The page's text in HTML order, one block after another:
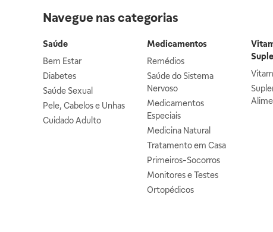
Navegue nas categorias
Saúde
Bem Estar
Diabetes
Saúde Sexual
Pele, Cabelos e Unhas
Cuidado Adulto
Medicamentos
Remédios
Saúde do Sistema
Nervoso
Medicamentos
Especiais
Medicina Natural
Tratamento em Casa
Primeiros-Socorros
Monitores e Testes
Ortopédicos